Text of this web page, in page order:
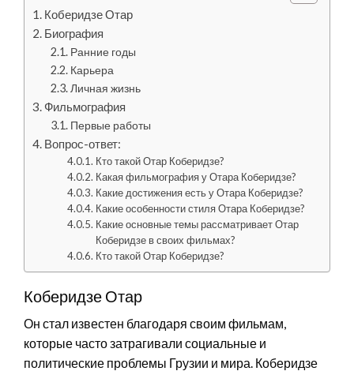
Коберидзе Отар
Биография
Ранние годы
Карьера
Личная жизнь
Фильмография
Первые работы
Вопрос-ответ:
Кто такой Отар Коберидзе?
Какая фильмография у Отара Коберидзе?
Какие достижения есть у Отара Коберидзе?
Какие особенности стиля Отара Коберидзе?
Какие основные темы рассматривает Отар
Коберидзе в своих фильмах?
Кто такой Отар Коберидзе?
Коберидзе Отар
Он стал известен благодаря своим фильмам,
которые часто затрагивали социальные и
политические проблемы Грузии и мира. Коберидзе